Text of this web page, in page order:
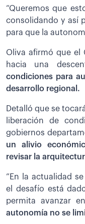
“Queremos que
consolidando y así
para que la
Oliva afirmó que el
hacia una
condiciones para
desarrollo regional.
Detalló que se
liberación de
gobiernos
un alivio
revisar la
”En la actualidad
el desafío está
permita avanzar
autonomía no se